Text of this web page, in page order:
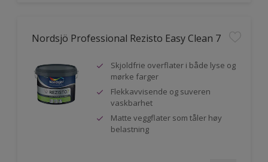
Nordsjö Professional Rezisto Easy Clean 7
Skjoldfrie overflater i både lyse og
mørke farger
Flekkavvisende og suveren
vaskbarhet
Matte veggflater som tåler høy
belastning